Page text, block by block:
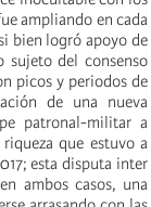
ampliando en cada
bien logró apoyo de
del consenso
picos y periodos de
de una nueva
patronal-militar a
que estuvo a
esta disputa inter
ambos casos, una